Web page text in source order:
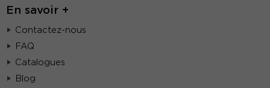
En savoir +
Contactez-nous
FAQ
Catalogues
Blog